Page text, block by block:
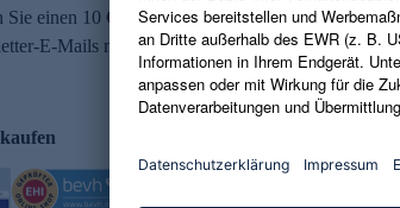
Sie einen 10 € Gutschein. Eine Abmeldung ist
E-Mails möglich.